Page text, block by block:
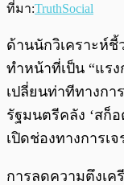
ที่มา:TruthSocial
ด้านนักวิเคราะห์ชี้
ทำหน้าที่เป็น “แร
เปลี่ยนท่าทีทางกา
รัฐมนตรีคลัง ‘สก็
เปิดช่องทางการเ
การลดความตึงเค